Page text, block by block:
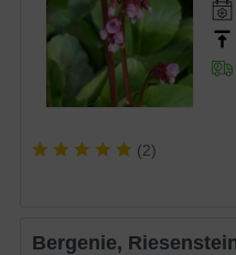
(2)
Bergenie, Riesensteinbrech